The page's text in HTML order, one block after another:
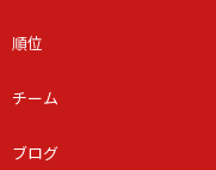
順位
チーム
ブログ